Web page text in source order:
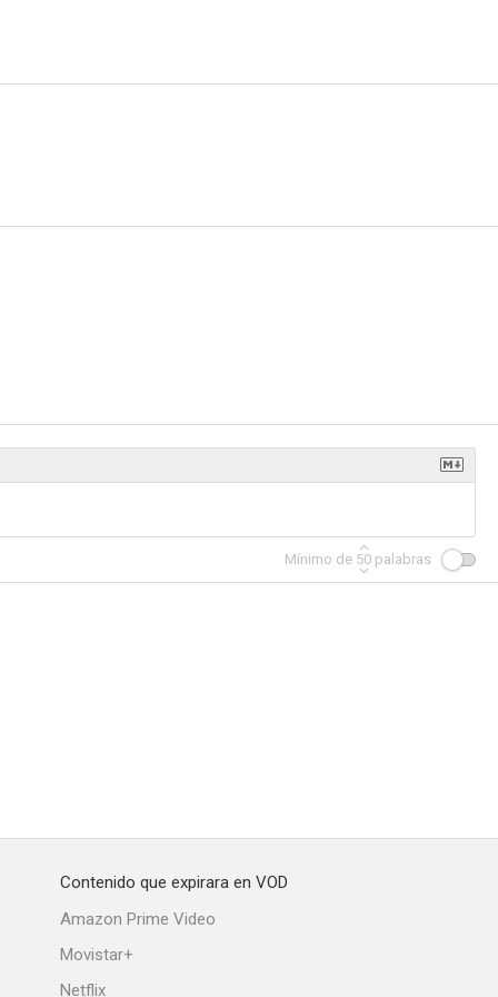
Mínimo de 50 palabras
Contenido que expirara en VOD
Amazon Prime Video
Movistar+
Netflix